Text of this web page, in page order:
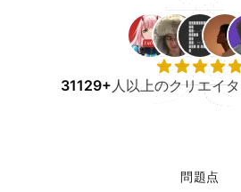
31129+人以上のクリエイ
問題点